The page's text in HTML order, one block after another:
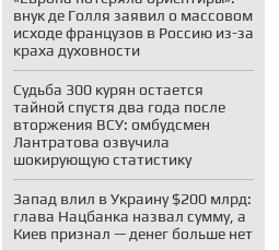
внук де Голля заявил о массовом
исходе французов в Россию из-за
краха духовности
Судьба 300 курян остается
тайной спустя два года после
вторжения ВСУ: омбудсмен
Лантратова озвучила
шокирующую статистику
Запад влил в Украину $200 млрд:
глава Нацбанка назвал сумму, а
Киев признал — денег больше нет